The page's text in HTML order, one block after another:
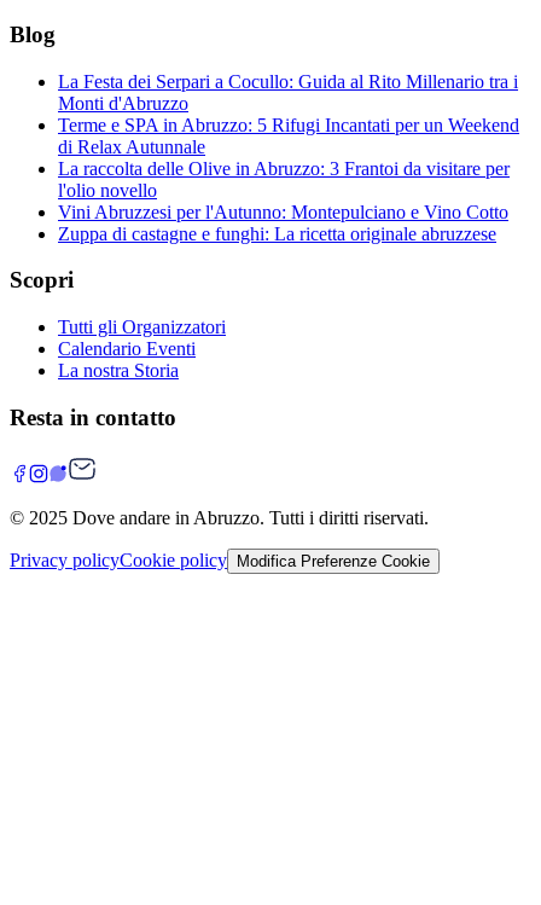
Blog
La Festa dei Serpari a Cocullo: Guida al Rito Millenario tra i
Monti d'Abruzzo
Terme e SPA in Abruzzo: 5 Rifugi Incantati per un Weekend
di Relax Autunnale
La raccolta delle Olive in Abruzzo: 3 Frantoi da visitare per
l'olio novello
Vini Abruzzesi per l'Autunno: Montepulciano e Vino Cotto
Zuppa di castagne e funghi: La ricetta originale abruzzese
Scopri
Tutti gli Organizzatori
Calendario Eventi
La nostra Storia
Resta in contatto
© 2025 Dove andare in Abruzzo. Tutti i diritti riservati.
Privacy policyCookie policy Modifica Preferenze Cookie